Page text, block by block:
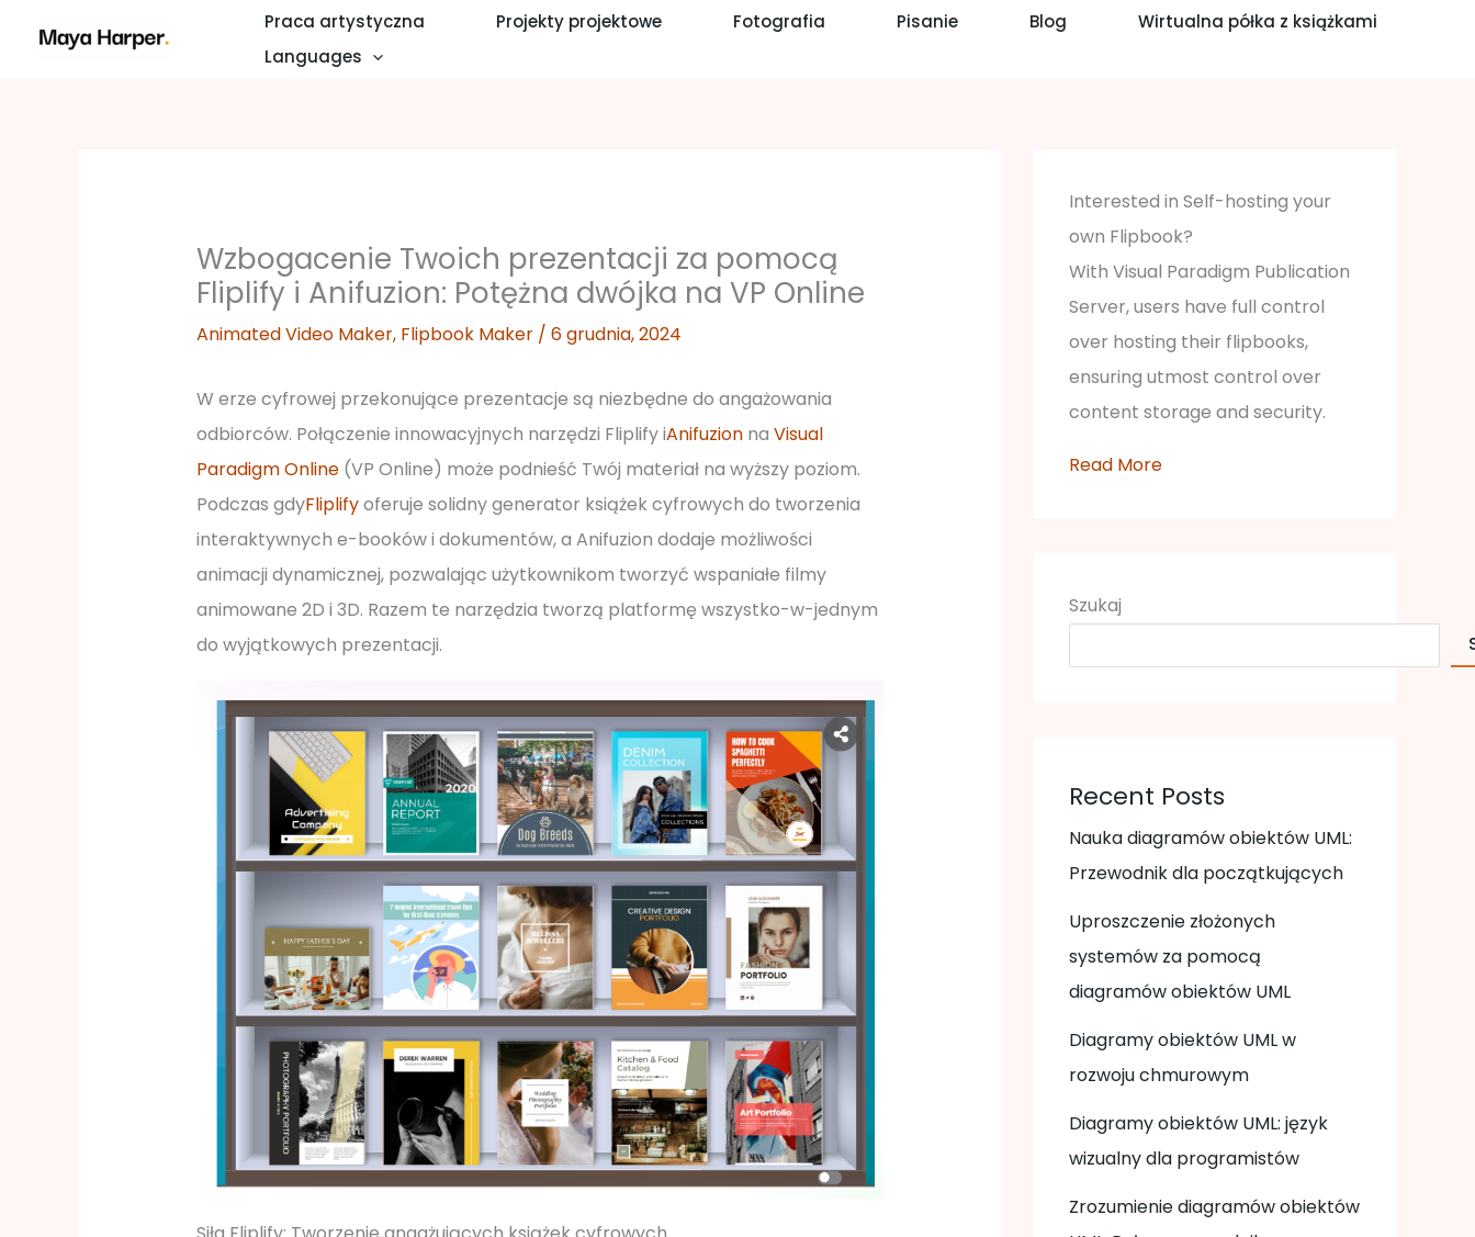
Praca artystyczna Projekty projektowe Fotografia Pisanie Blog
Wirtualna półka z książkami
Languages
Wzbogacenie Twoich prezentacji za pomocą
Fliplify i Anifuzion: Potężna dwójka na VP Online
Animated Video Maker, Flipbook Maker/ 6 grudnia, 2024
W erze cyfrowej przekonujące prezentacje są niezbędne do angażowania
odbiorców. Połączenie innowacyjnych narzędzi Fliplify iAnifuzionna Visual
Paradigm Online(VP Online) może podnieść Twój materiał na wyższy poziom.
Podczas gdyFliplifyoferuje solidny generator książek cyfrowych do tworzenia
interaktywnych e-booków i dokumentów, a Anifuzion dodaje możliwości
animacji dynamicznej, pozwalając użytkownikom tworzyć wspaniałe filmy
animowane 2D i 3D. Razem te narzędzia tworzą platformę wszystko-w-jednym
do wyjątkowych prezentacji.
Interested in Self-hosting your
own Flipbook?
With Visual Paradigm Publication
Server, users have full control
over hosting their flipbooks,
ensuring utmost control over
content storage and security.
Read More
Szukaj
Recent Posts
Nauka diagramów obiektów UML:
Przewodnik dla początkujących
Uproszczenie złożonych
systemów za pomocą
diagramów obiektów UML
Diagramy obiektów UML w
rozwoju chmurowym
Diagramy obiektów UML: język
wizualny dla programistów
Zrozumienie diagramów obiektów